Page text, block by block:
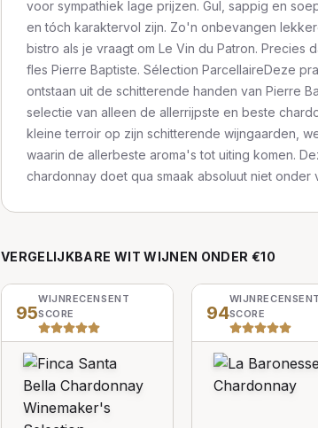
voor sympathiek lage prijzen. Gul, sappig en
en tóch karaktervol zijn. Zo'n onbevangen
bistro als je vraagt om Le Vin du Patron. Precies
fles Pierre Baptiste. Sélection ParcellaireDeze
ontstaan uit de schitterende handen van Pierre
selectie van alleen de allerrijpste en beste
kleine terroir op zijn schitterende wijngaarden,
waarin de allerbeste aroma's tot uiting komen.
chardonnay doet qua smaak absoluut niet
VERGELIJKBARE WIT WIJNEN ONDER €10
95
WIJNRECENSENT
SCORE
94
WIJNRECENSENT
SCORE